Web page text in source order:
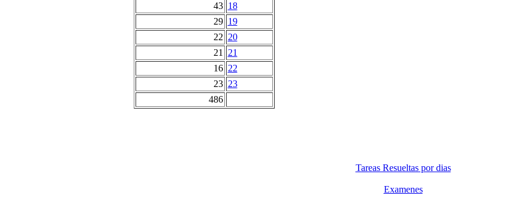
43 18
29 19
22 20
21
21
16 22
23 23
486
Tareas Resueltas por dias
Examenes